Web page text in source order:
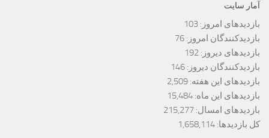
آمار سایت
بازدیدهای امروز: 103
بازدیدکنندگان امروز: 76
بازدیدهای دیروز: 192
بازدیدکنندگان دیروز: 146
بازدیدهای این هفته: 2,509
بازدیدهای این ماه: 15,484
بازدیدهای امسال: 215,277
کل بازدیدها: 1,658,114